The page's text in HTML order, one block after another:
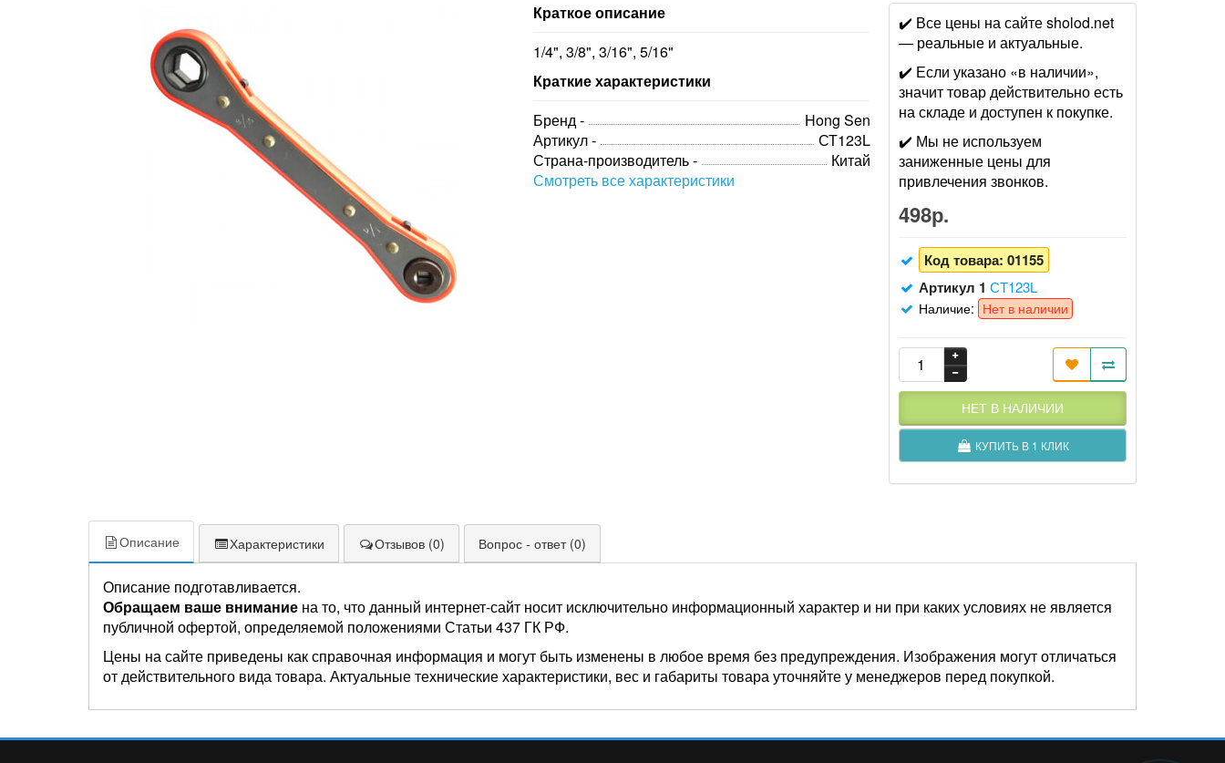
Краткое описание
1/4", 3/8", 3/16", 5/16"
Краткие характеристики
Бренд -
Hong Sen
Артикул -
СТ123L
Страна-производитель -
Китай
Смотреть все характеристики
✔️ Все цены на сайте sholod.net
— реальные и актуальные.
✔️ Если указано «в наличии»,
значит товар действительно есть
на складе и доступен к покупке.
✔️ Мы не используем
заниженные цены для
привлечения звонков.
498р.
Код товара: 01155
Артикул 1 СТ123L
Наличие: Нет в наличии
НЕТ В НАЛИЧИИ
КУПИТЬ В 1 КЛИК
Описание Характеристики Отзывов (0) Вопрос - ответ (0)
Описание подготавливается.
Обращаем ваше внимание на то, что данный интернет-сайт носит исключительно информационный характер и ни при каких условиях не является
публичной офертой, определяемой положениями Статьи 437 ГК РФ.
Цены на сайте приведены как справочная информация и могут быть изменены в любое время без предупреждения. Изображения могут отличаться
от действительного вида товара. Актуальные технические характеристики, вес и габариты товара уточняйте у менеджеров перед покупкой.